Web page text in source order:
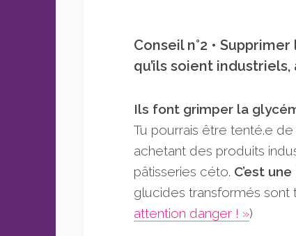
Conseil n°2 •
qu’ils soient
Ils font grimper la
Tu pourrais être tenté.e
achetant des produits
pâtisseries céto. C’est
glucides transformés sont
attention danger ! »)